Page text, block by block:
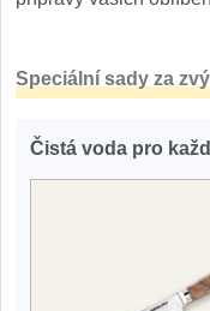
Speciální sady za
Čistá voda pro